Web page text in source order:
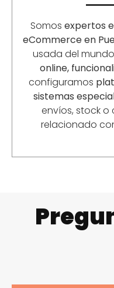
Somos expertos
eCommerce en
usada del
online,
configuramos
sistemas
envíos, stock o
relacionado